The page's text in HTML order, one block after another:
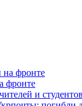
фронте
и студентов